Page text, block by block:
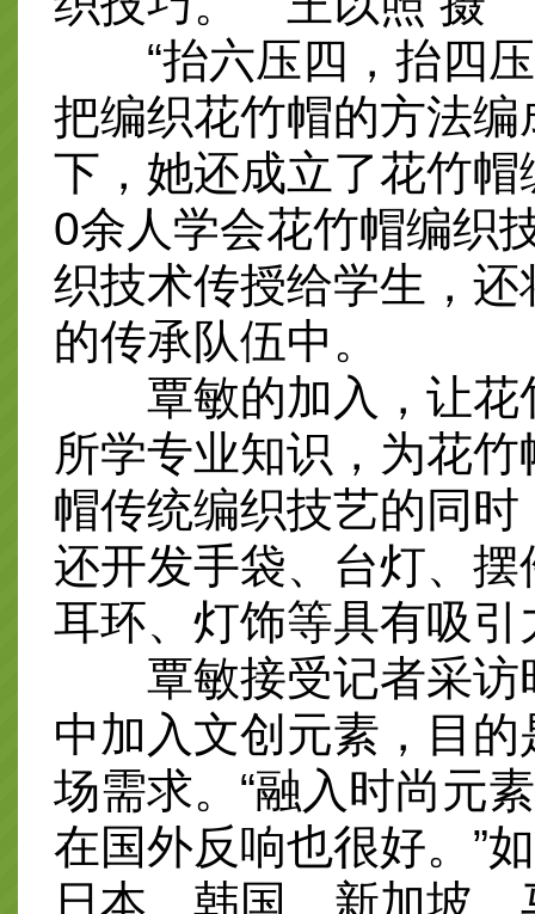
“抬六压四，抬四压
把编织花竹帽的方法
下，她还成立了花竹
0余人学会花竹帽编织
织技术传授给学生，
的传承队伍中。
覃敏的加入，让花
所学专业知识，为花
帽传统编织技艺的同
还开发手袋、台灯、
耳环、灯饰等具有吸
覃敏接受记者采访
中加入文创元素，目
场需求。“融入时尚元
在国外反响也很好。”
日本、韩国、新加坡